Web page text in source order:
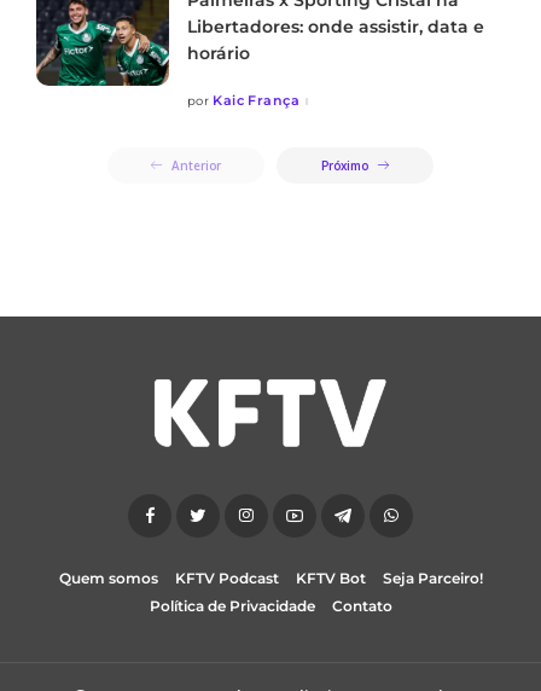
Libertadores: onde assistir, data e
horário
por Kaic França
Anterior Próximo
Quem somos KFTV Podcast KFTV Bot
Seja Parceiro!
Política de Privacidade
Contato